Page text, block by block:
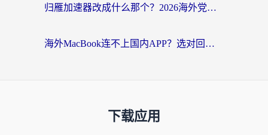
归雁加速器改成什么那个？2026海外党回国加速全攻略：告别地区限制，轻松刷剧玩游戏
海外MacBook连不上国内APP？选对回国VPN，告别地区限制的烦恼
下载应用